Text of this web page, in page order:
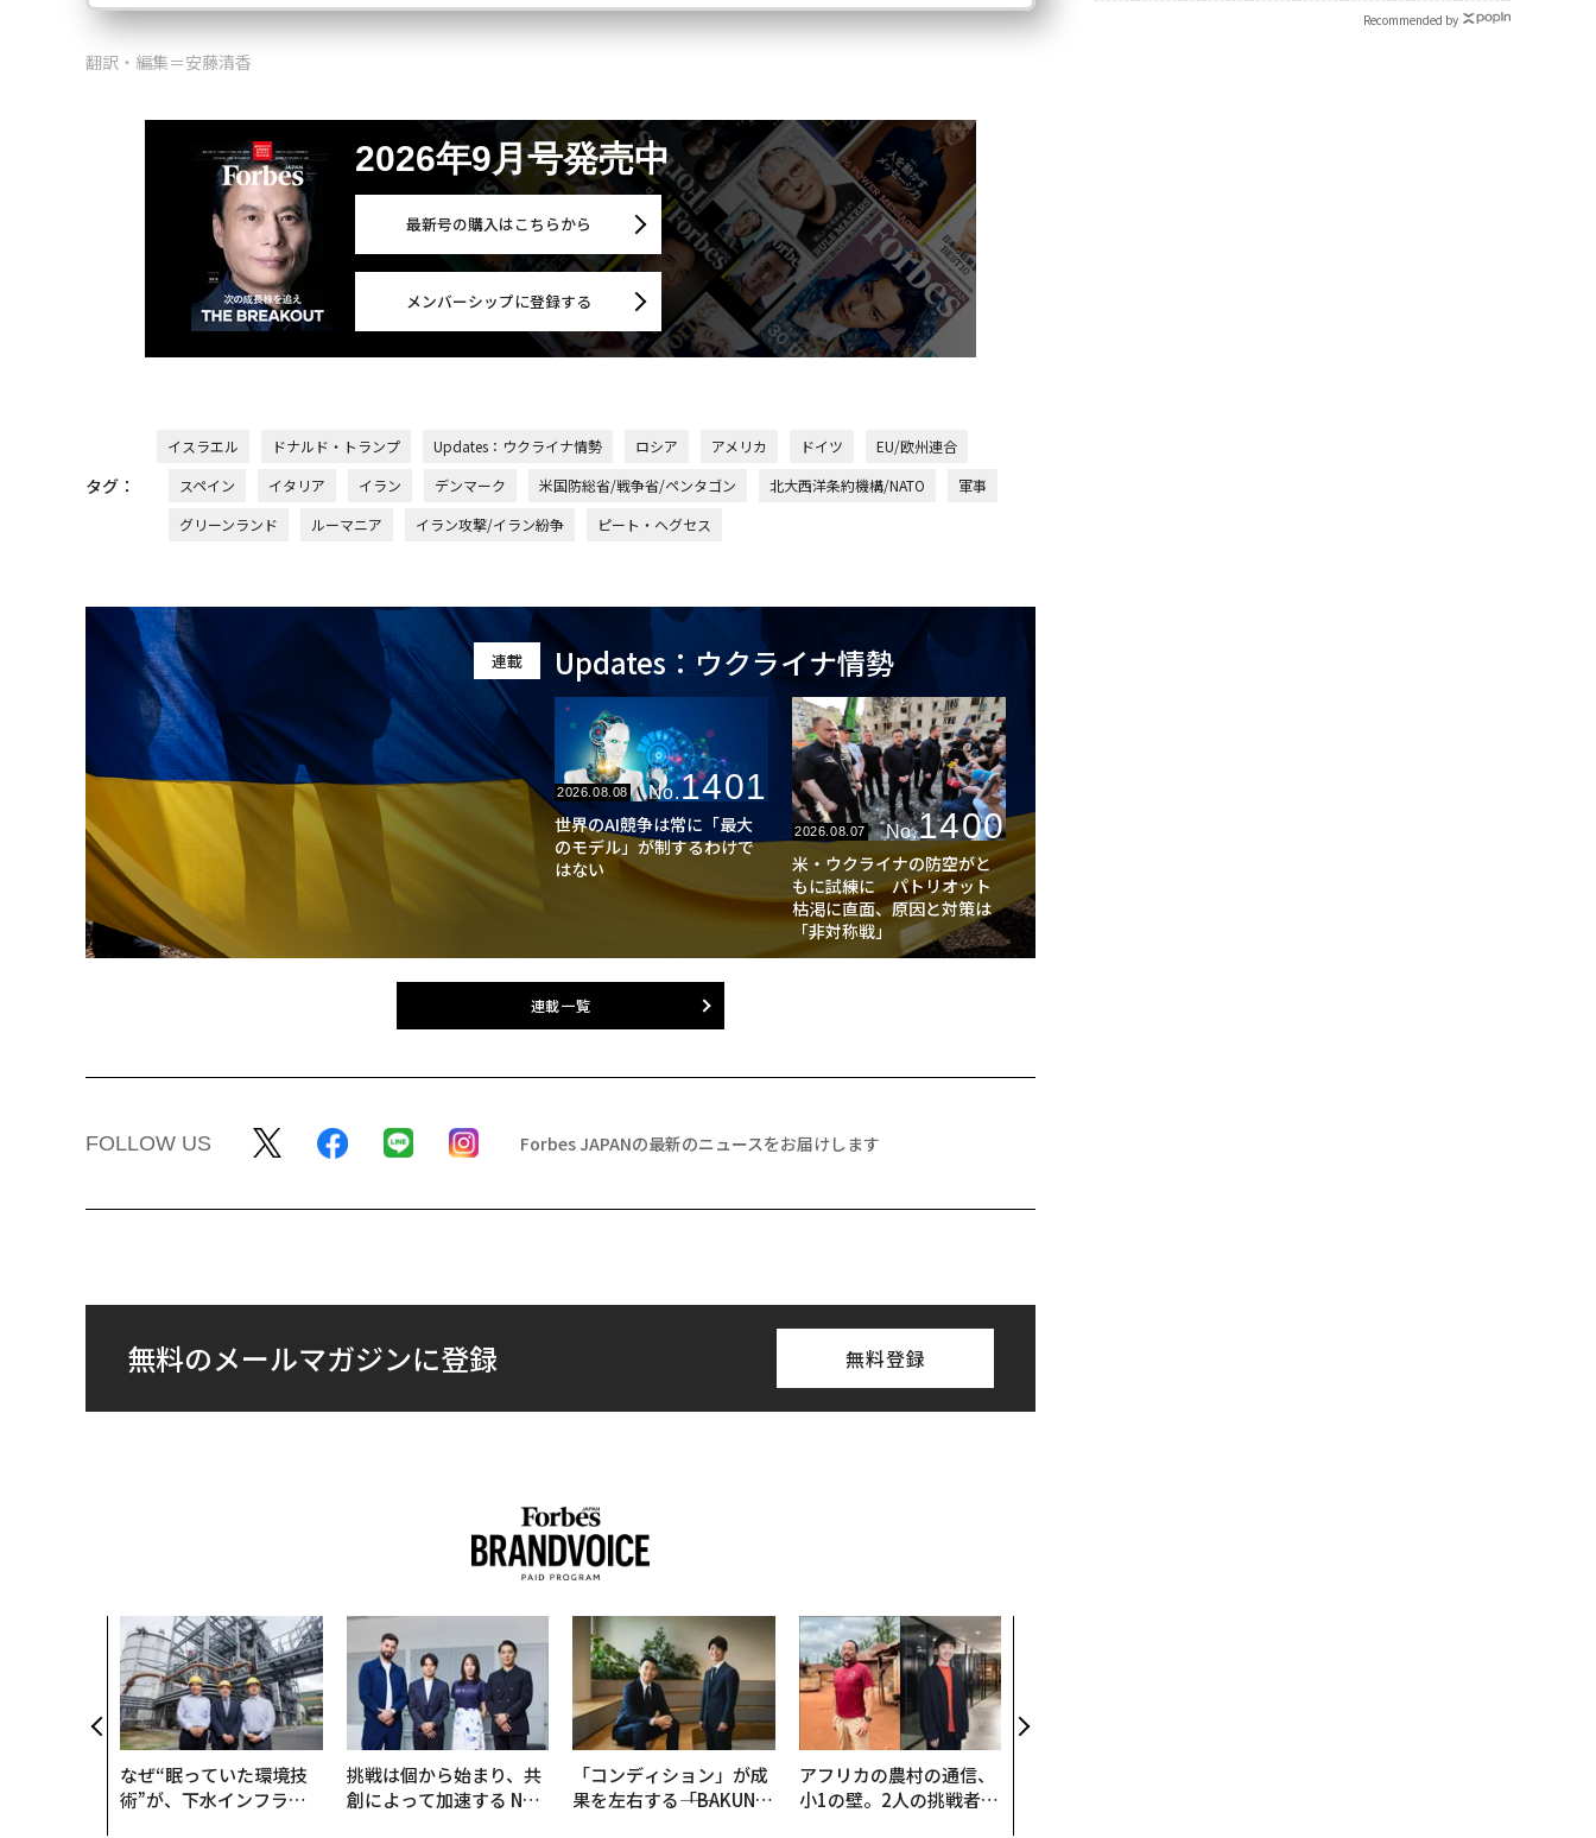
翻訳・編集＝安藤清香
2026年9月号発売中
最新号の購入はこちらから
メンバーシップに登録する
タグ：
イスラエル ドナルド・トランプ Updates：ウクライナ情勢 ロシア アメリカ ドイツ
EU/欧州連合
スペイン
イタリア イラン デンマーク 米国防総省/戦争省/ペンタゴン 北大西洋条約機構/NATO
軍事
グリーンランド
ルーマニア イラン攻撃/イラン紛争 ピート・ヘグセス
連載 Updates：ウクライナ情勢
2026.08.08 No.1401
世界のAI競争は常に「最大
のモデル」が制するわけで
はない
2026.08.07 No.1400
米・ウクライナの防空がと
もに試練に パトリオット
枯渇に直面、原因と対策は
「非対称戦」
連載一覧
FOLLOW US Forbes JAPANの最新のニュースをお届けします
無料のメールマガジンに登録 無料登録
なぜ“眠っていた環境技
術”が、下水インフラを
挑戦は個から始まり、共
創によって加速する NOR
「コンディション」が成
果を左右する――「BAKUN
アフリカの農村の通信、
小1の壁。2人の挑戦者が
ビジネス×PwC】
Recommended by